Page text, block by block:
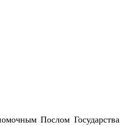
Послом Государства